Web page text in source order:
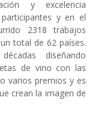
y excelencia
y en el
2318 trabajos
total de 62 países.
diseñando
de vino con las
varios premios y es
crean la imagen de